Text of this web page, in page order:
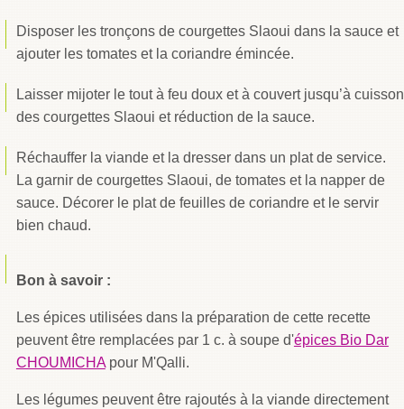
Disposer les tronçons de courgettes Slaoui dans la sauce et
ajouter les tomates et la coriandre émincée.
Laisser mijoter le tout à feu doux et à couvert jusqu’à cuisson
des courgettes Slaoui et réduction de la sauce.
Réchauffer la viande et la dresser dans un plat de service.
La garnir de courgettes Slaoui, de tomates et la napper de
sauce. Décorer le plat de feuilles de coriandre et le servir
bien chaud.
Bon à savoir :
Les épices utilisées dans la préparation de cette recette
peuvent être remplacées par 1 c. à soupe d'épices Bio Dar
CHOUMICHApour M'Qalli.
Les légumes peuvent être rajoutés à la viande directement